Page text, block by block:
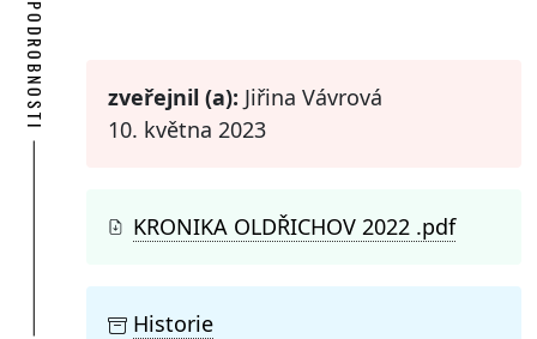
PODROBNOSTI zveřejnil (a): Jiřina Vávrová
10. května 2023
KRONIKA OLDŘICHOV 2022 .pdf
Historie